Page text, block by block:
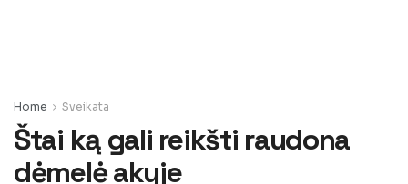
Home Sveikata
Štai ką gali reikšti raudona
dėmelė akyje